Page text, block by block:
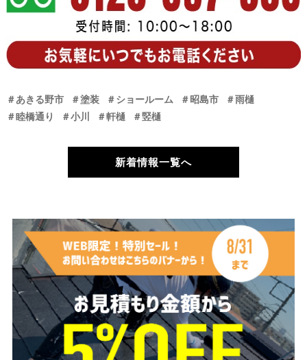
＃あきる野市 ＃塗装 ＃ショールーム ＃昭島市
＃雨樋
＃睦橋通り
＃小川 ＃軒樋 ＃竪樋
新着情報一覧へ